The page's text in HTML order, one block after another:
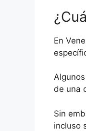
En
de una
Sin
incluso